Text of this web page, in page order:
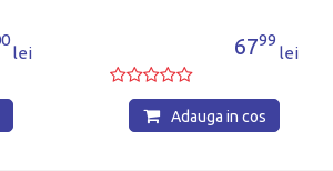
lei 6799
lei
Adauga in cos